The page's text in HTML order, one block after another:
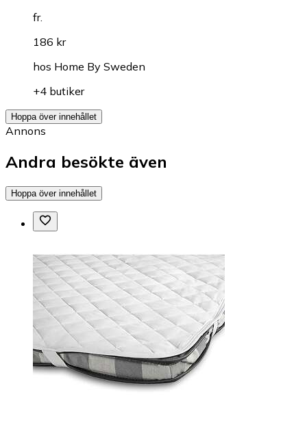
fr.
186 kr
hos Home By Sweden
+4 butiker
Hoppa över innehållet
Annons
Andra besökte även
Hoppa över innehållet